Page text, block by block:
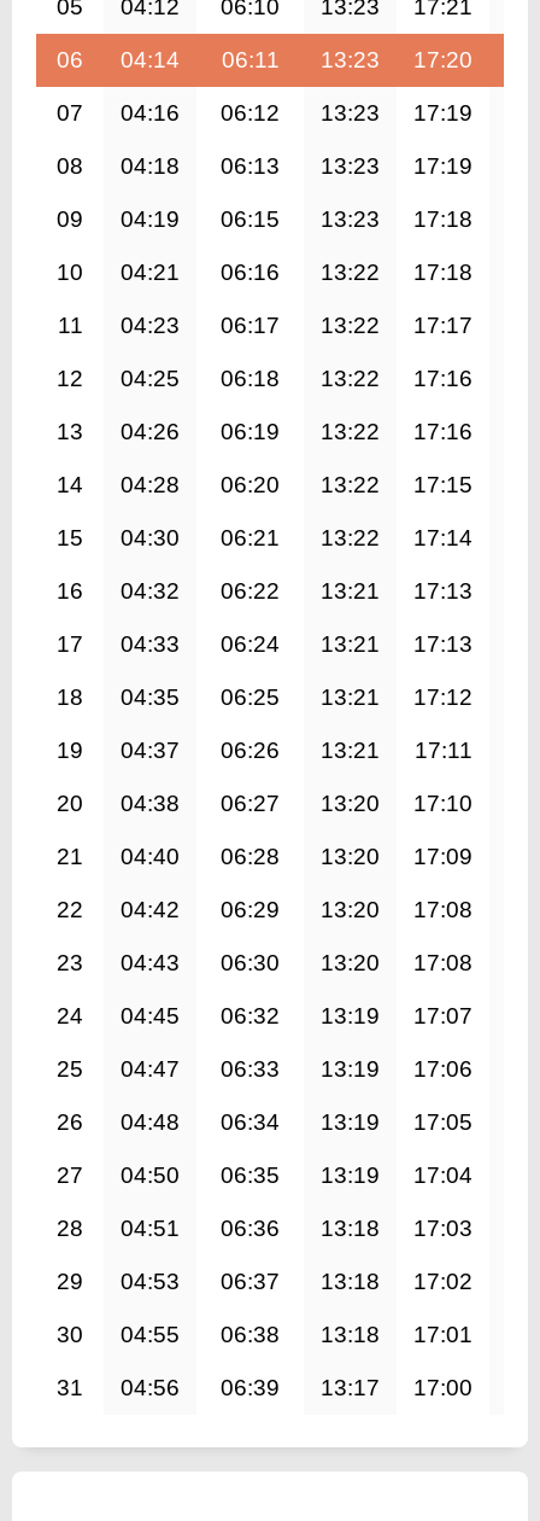
05 04:12 06:10 13:23 17:21
06 04:14 06:11 13:23 17:20
07 04:16 06:12 13:23 17:19
08 04:18 06:13 13:23 17:19
09 04:19 06:15 13:23 17:18
10 04:21 06:16 13:22 17:18
11 04:23 06:17 13:22 17:17
12 04:25 06:18 13:22 17:16
13 04:26 06:19 13:22 17:16
14 04:28 06:20 13:22 17:15
15 04:30 06:21 13:22 17:14
16 04:32 06:22 13:21 17:13
17 04:33 06:24 13:21 17:13
18 04:35 06:25 13:21 17:12
19 04:37 06:26 13:21 17:11
20 04:38 06:27 13:20 17:10
21 04:40 06:28 13:20 17:09
22 04:42 06:29 13:20 17:08
23 04:43 06:30 13:20 17:08
24 04:45 06:32 13:19 17:07
25 04:47 06:33 13:19 17:06
26 04:48 06:34 13:19 17:05
27 04:50 06:35 13:19 17:04
28 04:51 06:36 13:18 17:03
29 04:53 06:37 13:18 17:02
30 04:55 06:38 13:18 17:01
31 04:56 06:39 13:17 17:00